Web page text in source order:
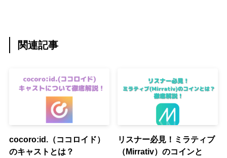
関連記事
cocoro:id.（ココロイド）
のキャストとは？
リスナー必見！ミラティブ
（Mirrativ）のコインと